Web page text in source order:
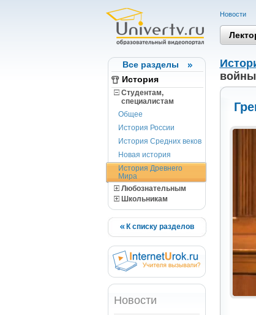
Все разделы
История
Студентам,
cпециалистам
Общее
История России
История Средних веков
Новая история
История Древнего
Мира
Любознательным
Школьникам
К списку разделов
Новости
Новости